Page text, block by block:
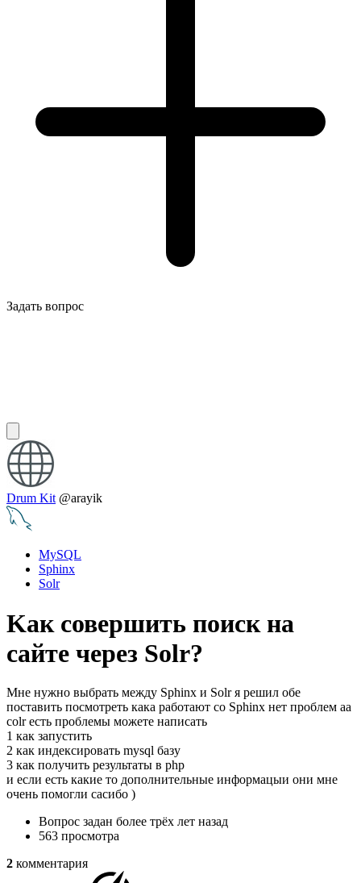
Задать вопрос
Drum Kit @arayik
MySQL
Sphinx
Solr
Kак совершить поиск на
сайте через Solr?
Мне нужно выбрать между Sphinx и Solr я решил обе
поставить посмотреть кака работают со Sphinx нет проблем аа
colr есть проблемы можете написать
1 как запустить
2 как индексировать mysql базу
3 как получить результаты в php
и если есть какие то дополнительные информацыи они мне
очень помогли сасибо )
Вопрос задан более трёх лет назад
563 просмотра
2 комментария